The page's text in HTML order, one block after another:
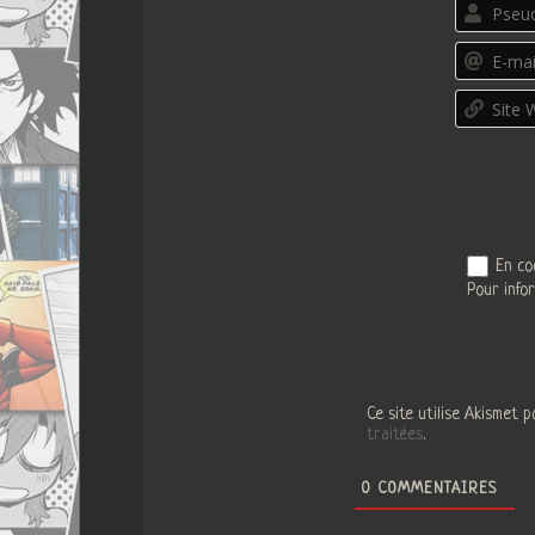
En
Pour
Ce site utilise Akismet
traitées.
0 COMMENTAIRES